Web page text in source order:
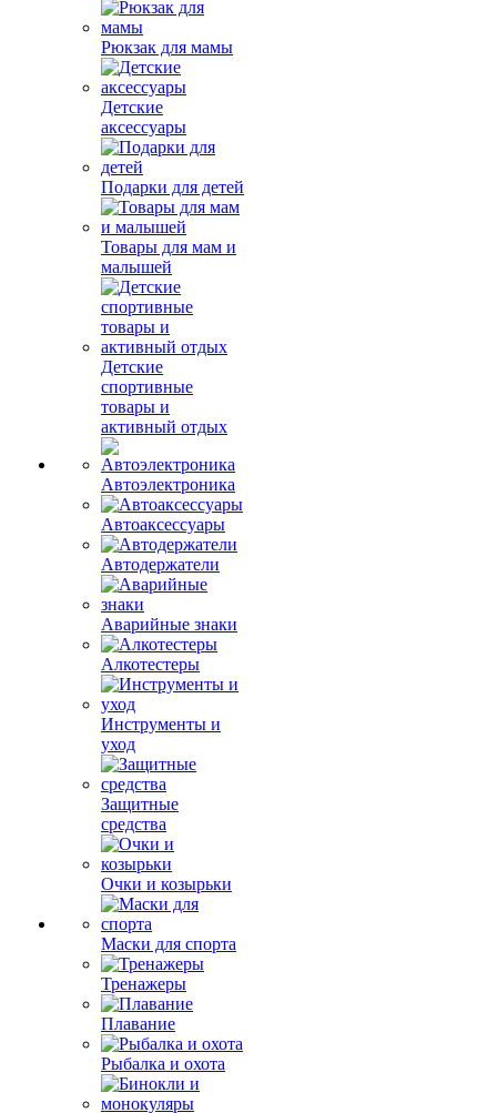
Рюкзак для мамы
Детские
аксессуары
Подарки для детей
Товары для мам и
малышей
Детские
спортивные
товары и
активный отдых
Автоэлектроника
Автоаксессуары
Автодержатели
Аварийные знаки
Алкотестеры
Инструменты и
уход
Защитные
средства
Очки и козырьки
Маски для спорта
Тренажеры
Плавание
Рыбалка и охота